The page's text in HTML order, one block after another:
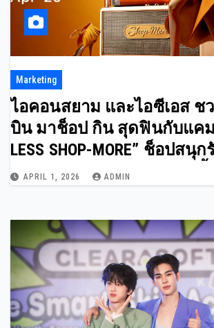
Marketing
ไอคอนสยาม และไอซีเอส ช
บิน มาช็อป กิน สุดฟินกับแคม
LESS SHOP-MORE” ช็อปสนุ
สุดคุ้ม ตลอดเดือนเมษายนนี้
APRIL 1, 2026 ADMIN